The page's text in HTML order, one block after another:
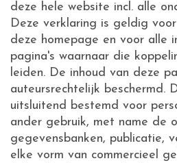
deze hele website incl. alle
Deze verklaring is geldig
deze homepage en voor alle
pagina's waarnaar die
leiden. De inhoud van deze
auteursrechtelijk beschermd.
uitsluitend bestemd voor
ander gebruik, met name de
gegevensbanken, publicatie,
elke vorm van commercieel